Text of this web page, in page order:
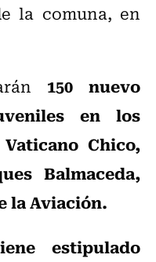
la comuna, en
150 nuevo
en los
Chico,
Balmaceda,
la Aviación.
estipulado